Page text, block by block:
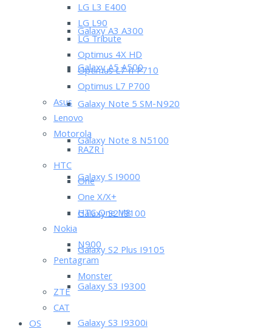
Galaxy A3 A300
Galaxy A5 A500
Galaxy Note 5 SM-N920
Galaxy Note 8 N5100
Galaxy S I9000
Galaxy S2 I9100
Galaxy S2 Plus I9105
Galaxy S3 I9300
Galaxy S3 I9300i
LG L3 E400
LG L90
LG Tribute
Optimus 4X HD
Optimus L7 II P710
Optimus L7 P700
Asus
Lenovo
Motorola
RAZR i
HTC
One
One X/X+
HTC One M8
Nokia
N900
Pentagram
Monster
ZTE
CAT
OS